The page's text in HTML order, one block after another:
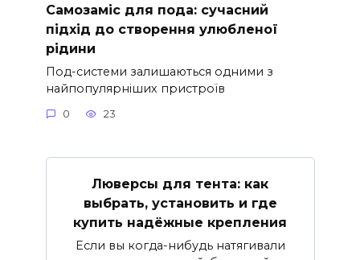
Самозаміс для пода: сучасний
підхід до створення улюбленої
рідини
Под-системи залишаються одними з
найпопулярніших пристроїв
0 23
Люверсы для тента: как
выбрать, установить и где
купить надёжные крепления
Если вы когда-нибудь натягивали